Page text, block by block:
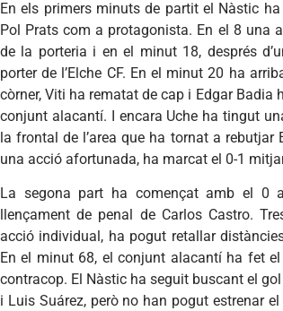
En els primers minuts de partit el Nàstic
Pol Prats com a protagonista. En el 8 una
de la porteria i en el minut 18, després
porter de l’Elche CF. En el minut 20 ha
còrner, Viti ha rematat de cap i Edgar
conjunt alacantí. I encara Uche ha tingut
la frontal de l’area que ha tornat a rebutjar
una acció afortunada, ha marcat el 0-1
La segona part ha començat amb el 0
llençament de penal de Carlos Castro.
acció individual, ha pogut retallar
En el minut 68, el conjunt alacantí ha fet
contracop. El Nàstic ha seguit buscant el
i Luis Suárez, però no han pogut estrenar